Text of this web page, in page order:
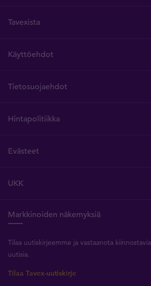
Tavexista
Käyttöehdot
Tietosuojaehdot
Hintapolitiikka
Evästeet
UKK
Markkinoiden näkemyksiä
Tilaa uutiskirjeemme ja vastaanota kiinnostavia
uutisia.
Tilaa Tavex-uutiskirje